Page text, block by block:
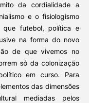
da cordialidade a
e o fisiologismo
que futebol, política e
na forma do novo
de que vivemos no
só da colonização
em curso. Para
das dimensões
mediadas pelos